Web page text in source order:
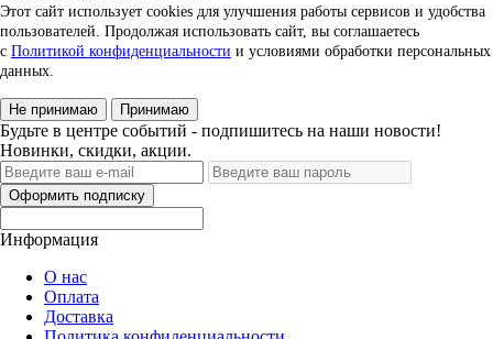
Этот сайт использует cookies для улучшения работы сервисов и удобства
пользователей. Продолжая использовать сайт, вы соглашаетесь
с Политикой конфиденциальности и условиями обработки персональных
данных.
Не принимаю Принимаю
Будьте в центре событий - подпишитесь на наши новости!
Новинки, скидки, акции.
Оформить подписку
Информация
О нас
Оплата
Доставка